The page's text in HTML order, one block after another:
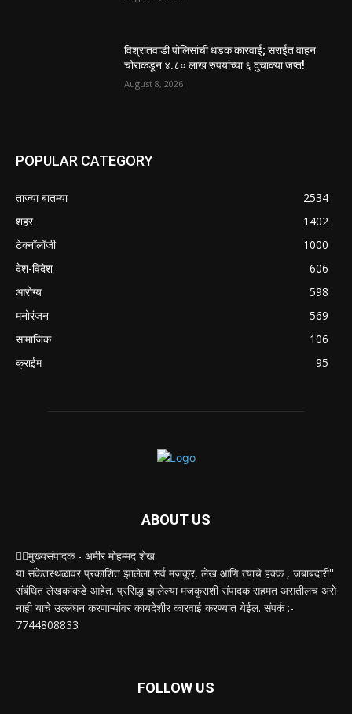
विश्रांतवाडी पोलिसांची धडक कारवाई; सराईत वाहन
चोराकडून ४.८० लाख रुपयांच्या ६ दुचाक्या जप्त!
August 8, 2026
POPULAR CATEGORY
ताज्या बातम्या
2534
शहर
1402
टेक्नॉलॉजी
1000
देश-विदेश
606
आरोग्य
598
मनोरंजन
569
सामाजिक
106
क्राईम
95
ABOUT US
✍🏻मुख्यसंपादक - अमीर मोहम्मद शेख
या संकेतस्थळावर प्रकाशित झालेला सर्व मजकूर, लेख आणि त्याचे हक्क , जबाबदारी''
संबंधित लेखकांकडे आहेत. प्रसिद्ध झालेल्या मजकुराशी संपादक सहमत असतीलच असे
नाही याचे उल्लंघन करणाऱ्यांवर कायदेशीर कारवाई करण्यात येईल. संपर्क :-
7744808833
FOLLOW US